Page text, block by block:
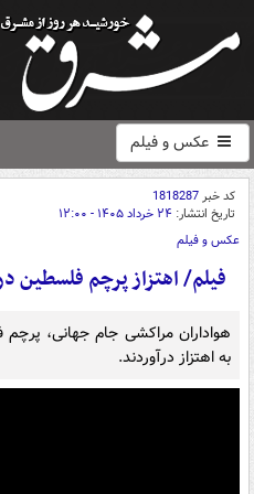
عکس و فیلم
کد خبر1818287
تاریخ انتشار: ۲۴ خرداد ۱۴۰۵ - ۱۲:۰۰
عکس و فیلم
فیلم/ اهتزاز پرچم فلسطین
هواداران مراکشی جام جهانی، پرچم
به اهتزاز درآوردند.